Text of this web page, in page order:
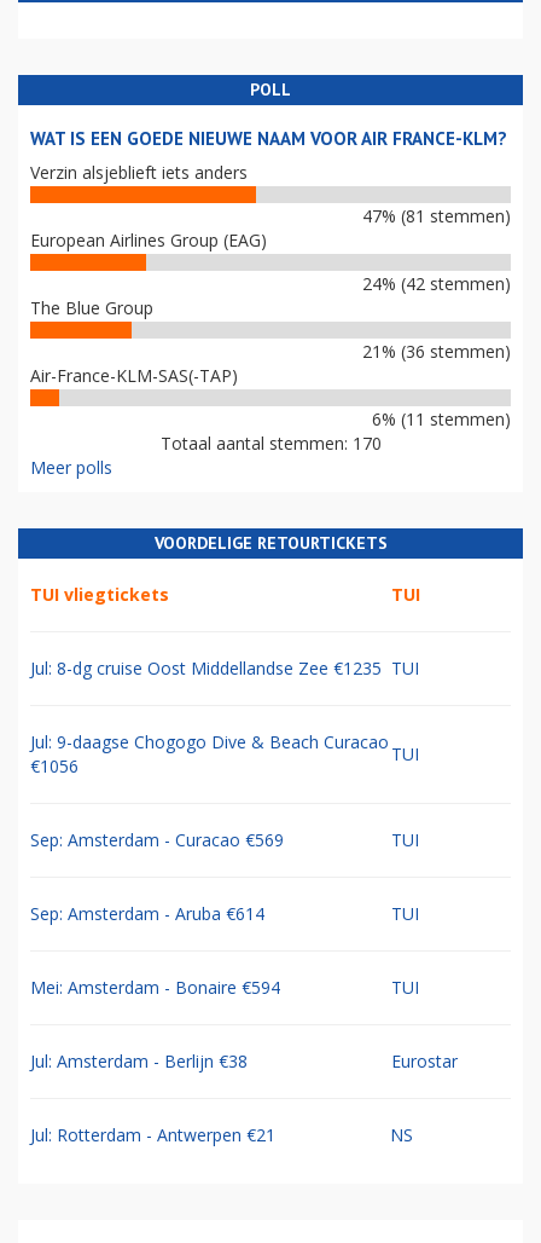
POLL
WAT IS EEN GOEDE NIEUWE NAAM VOOR AIR FRANCE-KLM?
Verzin alsjeblieft iets anders
47% (81 stemmen)
European Airlines Group (EAG)
24% (42 stemmen)
The Blue Group
21% (36 stemmen)
Air-France-KLM-SAS(-TAP)
6% (11 stemmen)
Totaal aantal stemmen: 170
Meer polls
VOORDELIGE RETOURTICKETS
TUI vliegtickets TUI
Jul: 8-dg cruise Oost Middellandse Zee €1235 TUI
Jul: 9-daagse Chogogo Dive & Beach Curacao
€1056
TUI
Sep: Amsterdam - Curacao €569 TUI
Sep: Amsterdam - Aruba €614 TUI
Mei: Amsterdam - Bonaire €594 TUI
Jul: Amsterdam - Berlijn €38 Eurostar
Jul: Rotterdam - Antwerpen €21 NS